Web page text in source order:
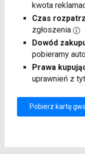
kwota
Czas
zgłoszenia
Dowód
pobieramy
Prawa
uprawnień z
Pobierz kartę